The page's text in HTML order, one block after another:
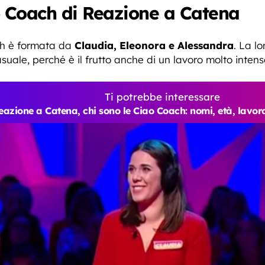
di Reazione a Catena
è formata da Claudia, Eleonora e Alessandra. La
perché è il frutto anche di un lavoro molto
Ti potrebbe interessare
a Catena, chi sono le Ciao Coach: nomi, età,